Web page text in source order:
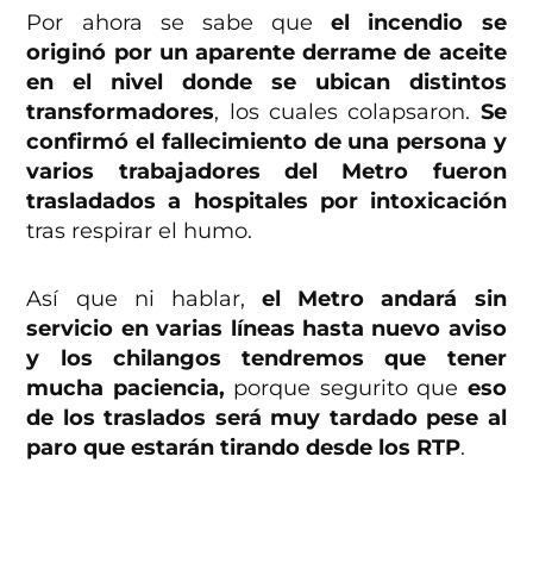
Por ahora se sabe queel incendio se
originó por un aparente derrame de aceite
en el nivel donde se ubican distintos
transformadores, los cuales colapsaron. Se
confirmó el fallecimiento de una persona y
varios trabajadores del Metro fueron
trasladados a hospitales por intoxicación
tras respirar el humo.
Así que ni hablar,el Metro andará sin
servicio en varias líneas hasta nuevo aviso
y los chilangos tendremos que tener
mucha paciencia, porque segurito que eso
de los traslados será muy tardado pese al
paro que estarán tirando desde los RTP.